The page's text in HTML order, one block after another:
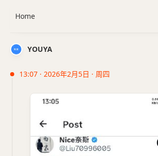
YOUYA
13:07 · 2026年2月5日 · 周四
Home